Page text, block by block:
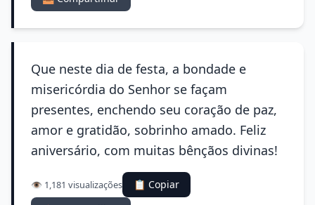
Que neste dia de festa, a bondade e
misericórdia do Senhor se façam
presentes, enchendo seu coração de paz,
amor e gratidão, sobrinho amado. Feliz
aniversário, com muitas bênçãos divinas!
👁️ 1,181 visualizações
📋 Copiar